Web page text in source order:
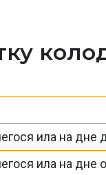
ила на дне
ила на дне